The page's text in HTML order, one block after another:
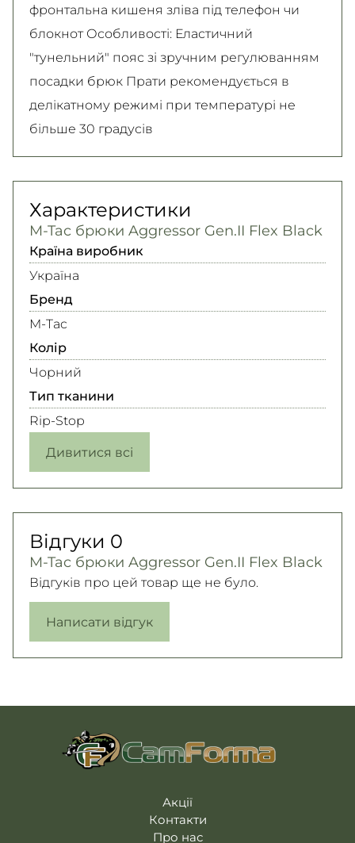
фронтальна кишеня зліва під телефон чи
блокнот Особливості: Еластичний
"тунельний" пояс зі зручним регулюванням
посадки брюк Прати рекомендується в
делікатному режимі при температурі не
більше 30 градусів
Характеристики
M-Tac брюки Aggressor Gen.II Flex Black
Країна виробник
Україна
Бренд
M-Tac
Колір
Чорний
Тип тканини
Rip-Stop
Дивитися всі
Відгуки 0
M-Tac брюки Aggressor Gen.II Flex Black
Відгуків про цей товар ще не було.
Написати відгук
Акції
Контакти
Про нас